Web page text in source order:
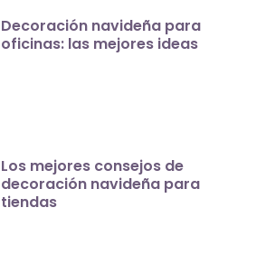
Decoración navideña para
oficinas: las mejores ideas
Los mejores consejos de
decoración navideña para
tiendas